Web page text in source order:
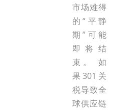
市场难得
的“平静
期”可能
即将结
束。 如
果301关
税导致全
球供应链